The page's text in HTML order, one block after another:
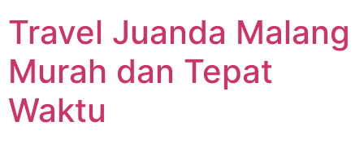
Travel Juanda Malang
Murah dan Tepat
Waktu